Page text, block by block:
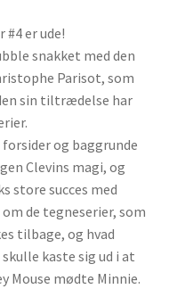
er ude!
snakket med den
Parisot, som
sin tiltrædelse har
forsider og baggrunde
Clevins magi, og
store succes med
de tegneserier, som
tilbage, og hvad
kaste sig ud i at
Mouse mødte Minnie.